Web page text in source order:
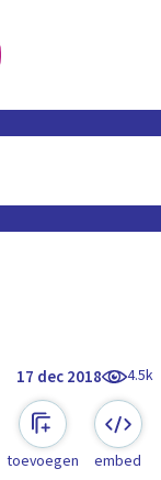
17 dec 2018 4.5k
toevoegen embed